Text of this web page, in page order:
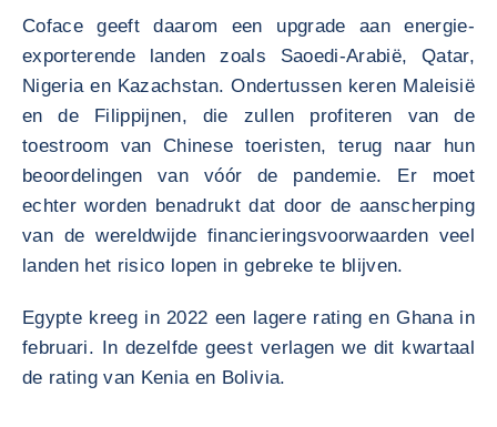
Coface geeft daarom een upgrade aan energie-
exporterende landen zoals Saoedi-Arabië, Qatar,
Nigeria en Kazachstan. Ondertussen keren Maleisië
en de Filippijnen, die zullen profiteren van de
toestroom van Chinese toeristen, terug naar hun
beoordelingen van vóór de pandemie. Er moet
echter worden benadrukt dat door de aanscherping
van de wereldwijde financieringsvoorwaarden veel
landen het risico lopen in gebreke te blijven.
Egypte kreeg in 2022 een lagere rating en Ghana in
februari. In dezelfde geest verlagen we dit kwartaal
de rating van Kenia en Bolivia.